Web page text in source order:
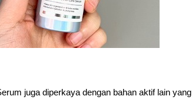
juga diperkaya dengan bahan aktif lain yang